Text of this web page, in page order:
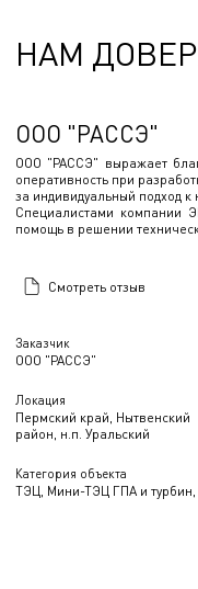
НАМ
Заказчик
ООО "РАССЭ"
Локация
Пермский край, Нытвенский
район, н.п. Уральский
Категория объекта
ТЭЦ, Мини-ТЭЦ ГПА и
ООО "РАССЭ"
ООО "РАССЭ" выражает
оперативность при
за индивидуальный подход к
Специалистами компании
помощь в решении
Смотреть отзыв